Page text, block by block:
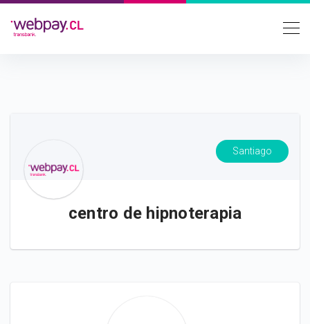
Santiago
centro de hipnoterapia